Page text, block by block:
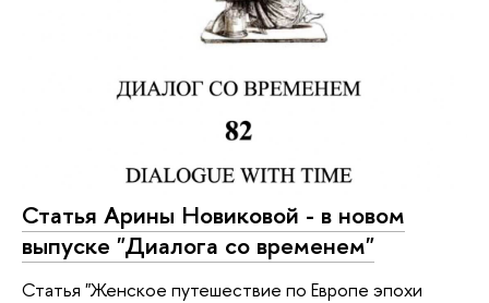
Статья Арины Новиковой - в новом
выпуске "Диалога со временем"
Статья "Женское путешествие по Европе эпохи